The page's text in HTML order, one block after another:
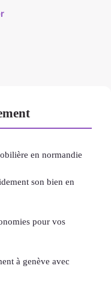
en normandie
son bien en
pour vos
à genève avec